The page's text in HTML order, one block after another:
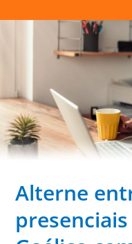
Alterne